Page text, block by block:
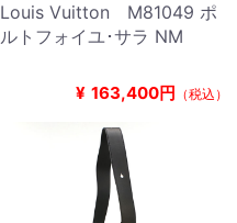
Louis Vuitton M81049 ポ
ルトフォイユ･サラ NM
¥ 163,400円 （税込）